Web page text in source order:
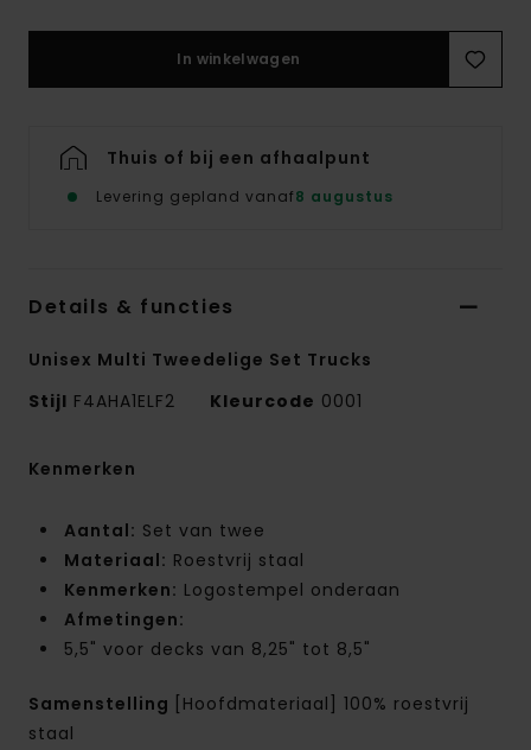
In winkelwagen
Thuis of bij een afhaalpunt
Levering gepland vanaf8 augustus
Details & functies
Unisex Multi Tweedelige Set Trucks
Stijl F4AHA1ELF2 Kleurcode 0001
Kenmerken
Aantal: Set van twee
Materiaal: Roestvrij staal
Kenmerken: Logostempel onderaan
Afmetingen:
5,5" voor decks van 8,25" tot 8,5"
Samenstelling
[Hoofdmateriaal] 100% roestvrij
staal